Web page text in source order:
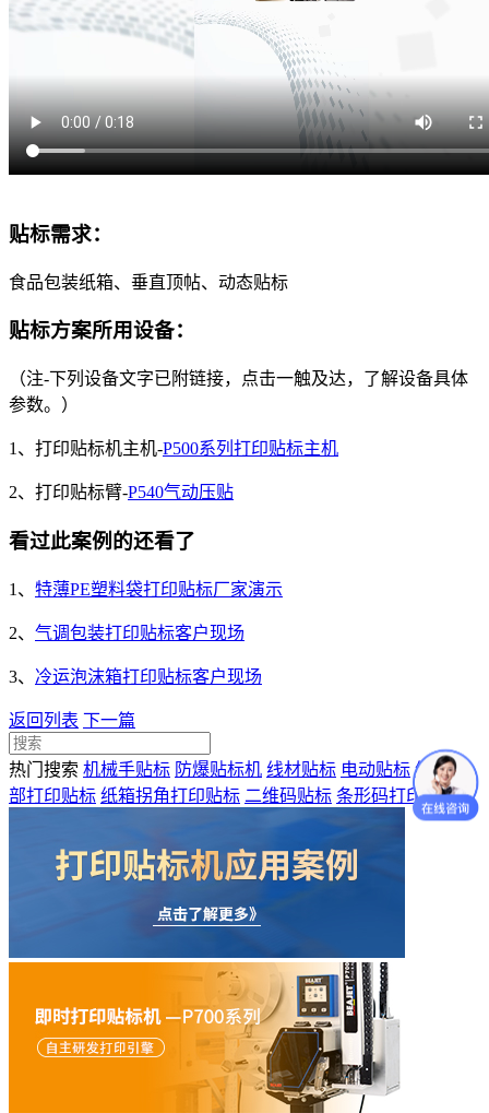
贴标需求：
食品包装纸箱、垂直顶帖、动态贴标
贴标方案所用设备：
（注-下列设备文字已附链接，点击一触及达，了解设备具体
参数。）
1、打印贴标机主机-P500系列打印贴标主机
2、打印贴标臂-P540气动压贴
看过此案例的还看了
1、 特薄PE塑料袋打印贴标厂家演示
2、 气调包装打印贴标客户现场
3、 冷运泡沫箱打印贴标客户现场
返回列表 下一篇
热门搜索 机械手贴标 防爆贴标机 线材贴标 电动贴标 纸盒顶
部打印贴标 纸箱拐角打印贴标 二维码贴标 条形码打印贴标